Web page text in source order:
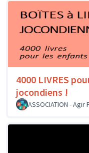
4000 LIVRES
jocondiens !
ASSOCIATION -